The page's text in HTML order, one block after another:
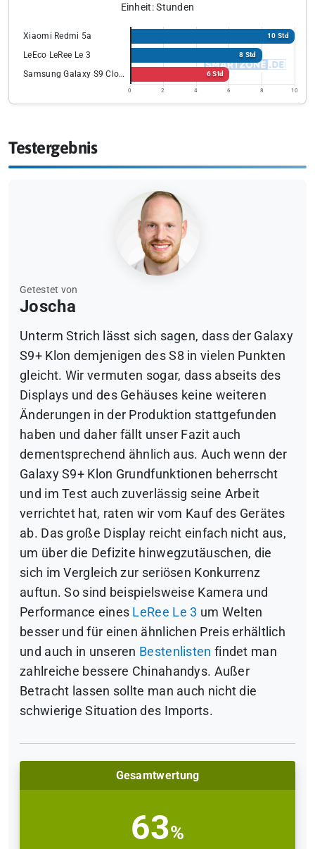
Einheit: Stunden
Xiaomi Redmi 5a 10 Std
LeEco LeRee Le 3 8 Std
Samsung Galaxy S9 Clone 6 Std
0 2 4 6 8 10
Testergebnis
Getestet von
Joscha
Unterm Strich lässt sich sagen, dass der Galaxy
S9+ Klon demjenigen des S8 in vielen Punkten
gleicht. Wir vermuten sogar, dass abseits des
Displays und des Gehäuses keine weiteren
Änderungen in der Produktion stattgefunden
haben und daher fällt unser Fazit auch
dementsprechend ähnlich aus. Auch wenn der
Galaxy S9+ Klon Grundfunktionen beherrscht
und im Test auch zuverlässig seine Arbeit
verrichtet hat, raten wir vom Kauf des Gerätes
ab. Das große Display reicht einfach nicht aus,
um über die Defizite hinwegzutäuschen, die
sich im Vergleich zur seriösen Konkurrenz
auftun. So sind beispielsweise Kamera und
Performance eines LeRee Le 3 um Welten
besser und für einen ähnlichen Preis erhältlich
und auch in unseren Bestenlisten findet man
zahlreiche bessere Chinahandys. Außer
Betracht lassen sollte man auch nicht die
schwierige Situation des Imports.
Gesamtwertung
63%